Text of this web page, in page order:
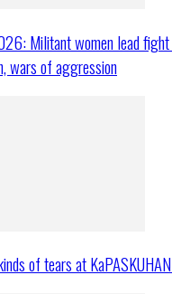
Militant women lead fight
wars of aggression
of tears at